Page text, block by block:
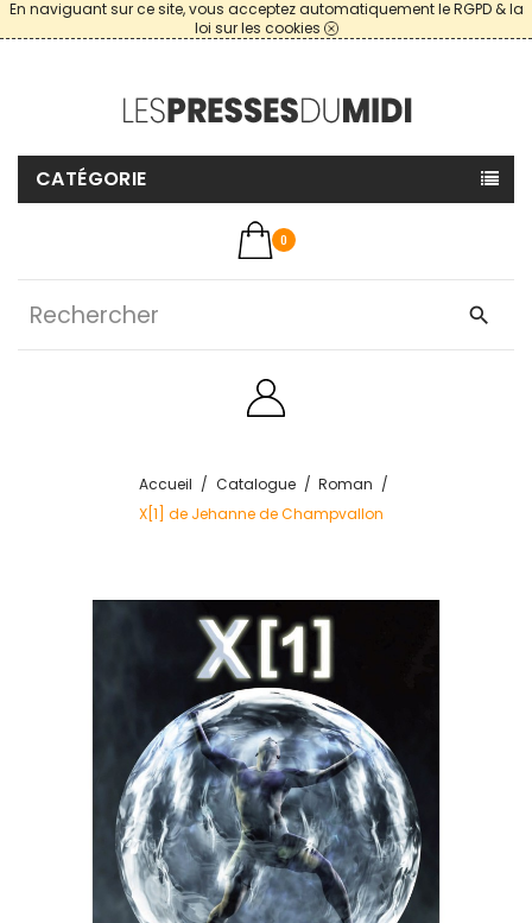
En naviguant sur ce site, vous acceptez automatiquement le RGPD & la
loi sur les cookies
CATÉGORIE
0
search
Accueil Catalogue
Roman
X[1] de Jehanne de Champvallon